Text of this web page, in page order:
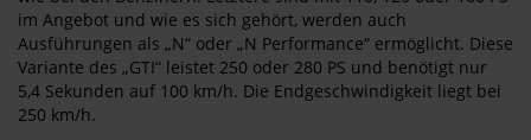
im Angebot und wie es sich gehört, werden auch
Ausführungen als „N“ oder „N Performance“ ermöglicht. Diese
Variante des „GTI“ leistet 250 oder 280 PS und benötigt nur
5,4 Sekunden auf 100 km/h. Die Endgeschwindigkeit liegt bei
250 km/h.